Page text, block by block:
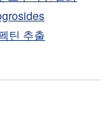
틴 추출